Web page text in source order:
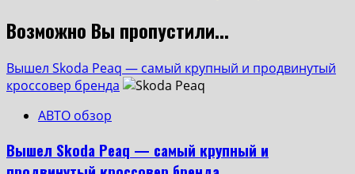
Возможно Вы пропустили...
Вышел Skoda Peaq — самый крупный и продвинутый
кроссовер бренда
АВТО обзор
Вышел Skoda Peaq — самый крупный и